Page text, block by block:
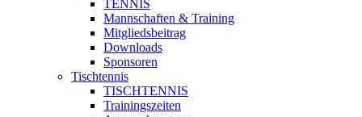
TENNIS
Mannschaften & Training
Mitgliedsbeitrag
Downloads
Sponsoren
Tischtennis
TISCHTENNIS
Trainingszeiten